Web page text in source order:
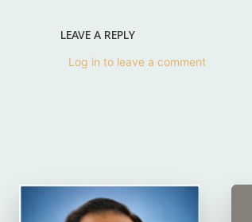
LEAVE A REPLY
Log in to leave a comment